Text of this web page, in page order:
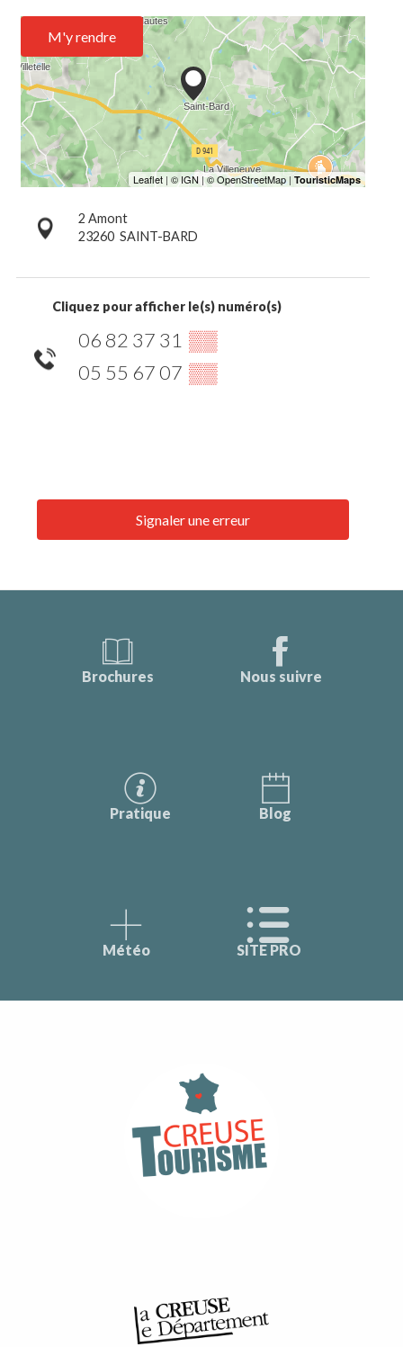
M'y rendre
2 Amont
23260 SAINT-BARD
Cliquez pour afficher le(s) numéro(s)
06 82 37 31 ▒▒
05 55 67 07 ▒▒
Signaler une erreur
Brochures Nous suivre
Pratique Blog
Météo SITE PRO